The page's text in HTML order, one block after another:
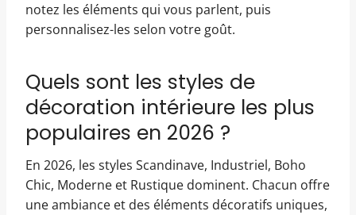
notez les éléments qui vous parlent, puis
personnalisez-les selon votre goût.
Quels sont les styles de
décoration intérieure les plus
populaires en 2026 ?
En 2026, les styles Scandinave, Industriel, Boho
Chic, Moderne et Rustique dominent. Chacun offre
une ambiance et des éléments décoratifs uniques,